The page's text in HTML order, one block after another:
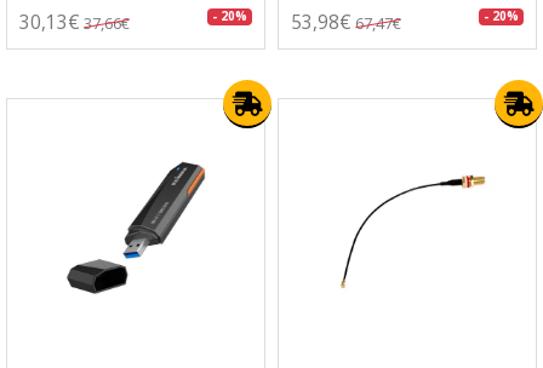
30,13€ 37,66€ - 20% 53,98€ 67,47€ - 20%